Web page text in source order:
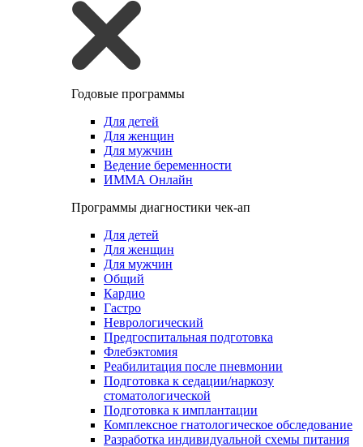
Годовые программы
Для детей
Для женщин
Для мужчин
Ведение беременности
ИММА Онлайн
Программы диагностики чек-ап
Для детей
Для женщин
Для мужчин
Общий
Кардио
Гастро
Неврологический
Предгоспитальная подготовка
Флебэктомия
Реабилитация после пневмонии
Подготовка к седации/наркозу
стоматологической
Подготовка к имплантации
Комплексное гнатологическое обследование
Разработка индивидуальной схемы питания